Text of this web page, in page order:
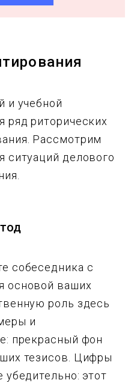
и учебной
ряд риторических
Рассмотрим
ситуаций делового
собеседника с
основой ваших
роль здесь
и
прекрасный фон
тезисов. Цифры
убедительно: этот